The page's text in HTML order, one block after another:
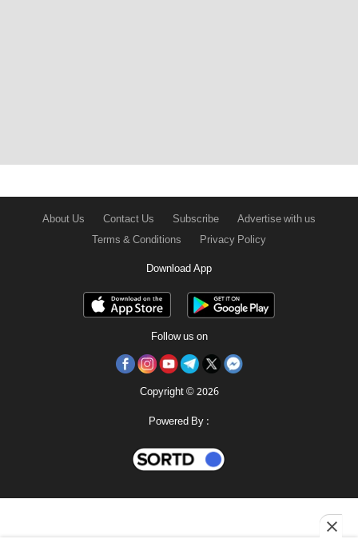
About Us Contact Us Subscribe
Advertise with us
Terms & Conditions
Privacy Policy
Download App
Follow us on
Copyright © 2026
Powered By :